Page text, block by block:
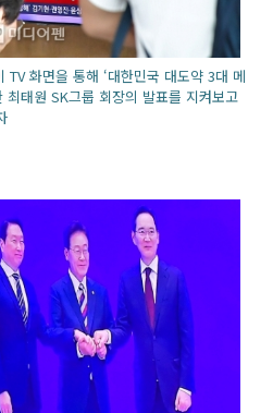
TV 화면을 통해 ‘대한민국 대도약 3대 메
최태원 SK그룹 회장의 발표를 지켜보고